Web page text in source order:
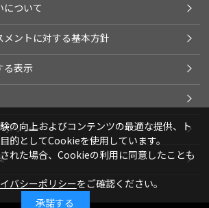
について
ントに対する基本方針
る表示
ポリシー
の向上およびコンテンツの最適な提供、ト
的としてCookieを使用しています。
れた場合、Cookieの利用に同意したことも
バシーポリシーをご確認ください。
承諾する